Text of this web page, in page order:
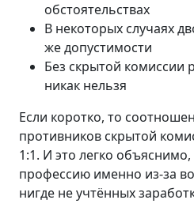
обстоятельствах
В некоторых случаях
же допустимости
Без скрытой комиссии
никак нельзя
Если коротко, то
противников скрытой
1:1. И это легко
профессию именно из-за
нигде не учтённых